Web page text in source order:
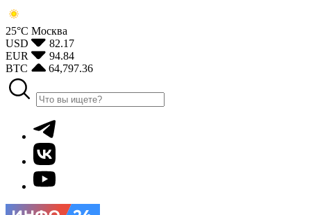
25°С Москва
USD
82.17
EUR
94.84
BTC
64,797.36